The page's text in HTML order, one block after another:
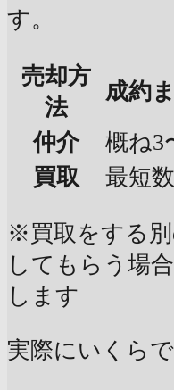
す。
売却方
法
成約
仲介
概ね3
買取
最短
※買取をする
してもらう場
します
実際にいくら